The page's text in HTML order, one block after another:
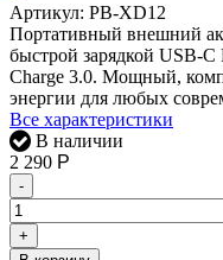
Артикул: PB-XD12
Портативный внешний
быстрой зарядкой USB-
Charge 3.0. Мощный,
энергии для любых
Все характеристики
В наличии
2 290 Р
-
+